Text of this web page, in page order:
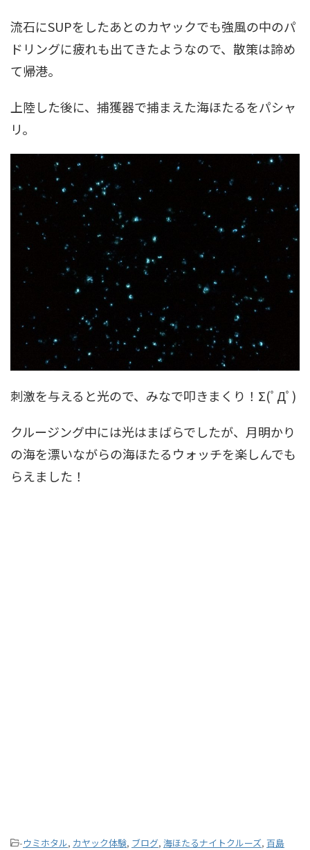
流石にSUPをしたあとのカヤックでも強風の中のパ
ドリングに疲れも出てきたようなので、散策は諦め
て帰港。
上陸した後に、捕獲器で捕まえた海ほたるをパシャ
リ。
刺激を与えると光ので、みなで叩きまくり！Σ(ﾟДﾟ)
クルージング中には光はまばらでしたが、月明かり
の海を漂いながらの海ほたるウォッチを楽しんでも
らえました！
-ウミホタル, カヤック体験, ブログ, 海ほたるナイトクルーズ, 百島